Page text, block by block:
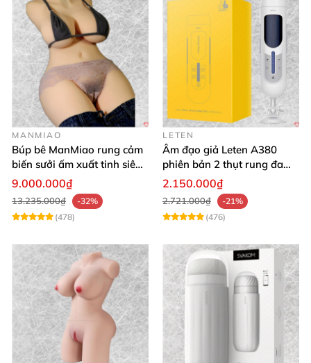
MANMIAO
Búp bê ManMiao rung cảm
biến sưởi ấm xuất tinh siêu
thực trải nghiệm
9.000.000₫
13.235.000₫
-32%
(478)
LETEN
Âm đạo giả Leten A380
phiên bản 2 thụt rung đa
chế độ, siêu mềm
2.150.000₫
2.721.000₫
-21%
(476)